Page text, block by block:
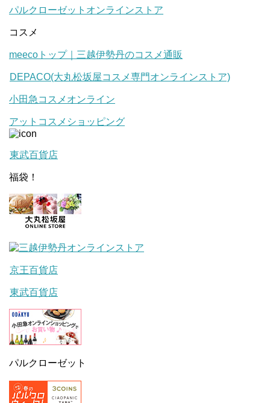
パルクローゼットオンラインストア
コスメ
meecoトップ｜三越伊勢丹のコスメ通販
DEPACO(大丸松坂屋コスメ専門オンラインストア)
小田急コスメオンライン
アットコスメショッピング
東武百貨店
福袋！
京王百貨店
東武百貨店
パルクローゼット